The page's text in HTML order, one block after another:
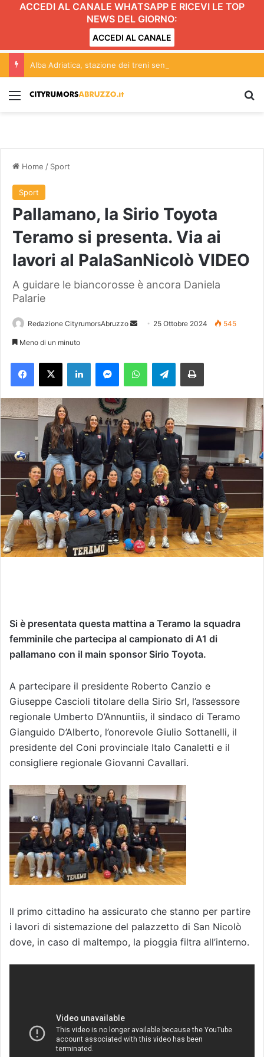
ACCEDI AL CANALE WHATSAPP E RICEVI LE TOP
NEWS DEL GIORNO:
ACCEDI AL CANALE
Menu
Home / Sport
Sport
Pallamano, la Sirio Toyota
Teramo si presenta. Via ai
lavori al PalaSanNicolò VIDEO
A guidare le biancorosse è ancora Daniela
Palarie
Redazione CityrumorsAbruzzo
a
'
e
m
a
i
l
25 Ottobre 2024 545
Meno di un minuto
Telegram
Si è presentata questa mattina a Teramo la squadra
femminile che partecipa al campionato di A1 di
pallamano con il main sponsor Sirio Toyota.
A partecipare il presidente Roberto Canzio e
Giuseppe Cascioli titolare della Sirio Srl, l’assessore
regionale Umberto D’Annuntiis, il sindaco di Teramo
Gianguido D’Alberto, l’onorevole Giulio Sottanelli, il
presidente del Coni provinciale Italo Canaletti e il
consigliere regionale Giovanni Cavallari.
Il primo cittadino ha assicurato che stanno per partire
i lavori di sistemazione del palazzetto di San Nicolò
dove, in caso di maltempo, la pioggia filtra all’interno.